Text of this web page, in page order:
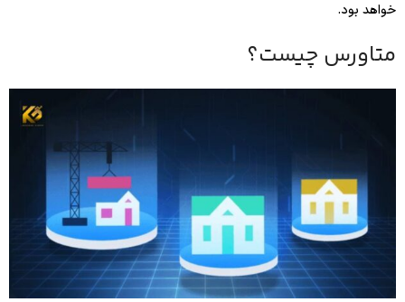
خواهد بود.
متاورس چیست؟